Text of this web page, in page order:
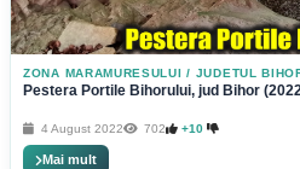
ZONA MARAMURESULUI / JUDETUL
Pestera Portile Bihorului, jud Bihor
4 August 2022 702 +10
Mai mult